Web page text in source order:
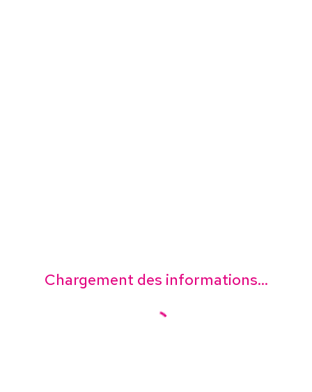
Chargement des informations...